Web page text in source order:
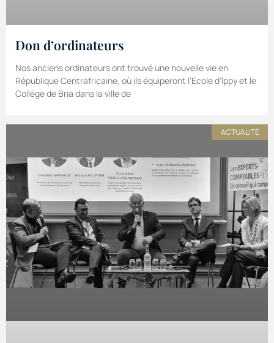
Don d’ordinateurs
Nos anciens ordinateurs ont trouvé une nouvelle vie en
République Centrafricaine, où ils équiperont l’École d’Ippy et le
Collège de Bria dans la ville de
ACTUALITÉ